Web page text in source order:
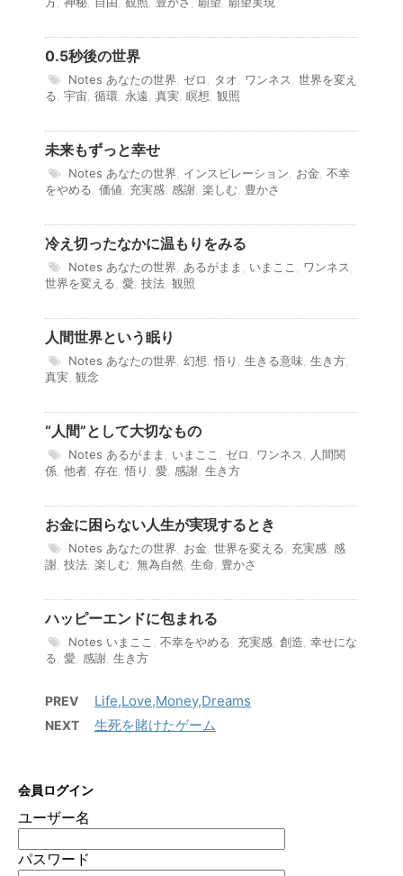
0.5秒後の世界
Notes あなたの世界 ゼロ タオ ワンネス
世界を変え
る 宇宙 循環 永遠 真実 瞑想 観照
未来もずっと幸せ
Notes あなたの世界 インスピレーション お金 不幸
をやめる 価値 充実感 感謝 楽しむ 豊かさ
冷え切ったなかに温もりをみる
Notes あなたの世界 あるがまま いまここ ワンネス
世界を変える 愛 技法 観照
人間世界という眠り
Notes あなたの世界 幻想 悟り 生きる意味 生き方
真実 観念
“人間”として大切なもの
Notes あるがまま いまここ ゼロ ワンネス
人間関
係 他者 存在 悟り 愛 感謝 生き方
お金に困らない人生が実現するとき
Notes あなたの世界 お金 世界を変える 充実感 感
謝 技法 楽しむ 無為自然 生命 豊かさ
ハッピーエンドに包まれる
Notes いまここ 不幸をやめる 充実感 創造 幸せにな
る 愛 感謝 生き方
PREV Life,Love,Money,Dreams
NEXT 生死を賭けたゲーム
会員ログイン
ユーザー名
パスワード